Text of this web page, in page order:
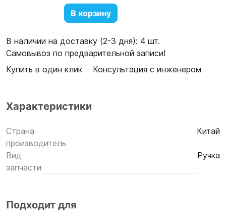
В корзину
В наличии на доставку (2-3 дня): 4 шт.
Самовывоз по предварительной записи!
Купить в один клик
Консультация с инженером
Характеристики
Страна
производитель
Китай
Вид
запчасти
Ручка
Подходит для